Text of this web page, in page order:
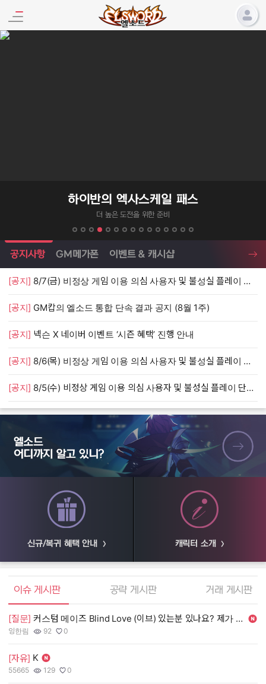
엘소드 프로모션
아바타: 세이렌 베
엘소드 소식
공지사항 GM메가폰 이벤트 & 캐시샵
[공지] 8/7(금) 비정상 게임 이용 의심 사용자 및 불성실 플레이 단속 안내
[공지] GM캅의 엘소드 통합 단속 결과 공지 (8월 1주)
[공지] 넥슨 X 네이버 이벤트 ‘시즌 혜택’ 진행 안내
[공지] 8/6(목) 비정상 게임 이용 의심 사용자 및 불성실 플레이 단속 안내
[공지] 8/5(수) 비정상 게임 이용 의심 사용자 및 불성실 플레이 단속 안내
엘소드 어디까지 알고 있니?
신규/복귀 혜택 안내 캐릭터 소개
엘소드 커뮤니티
이슈 게시판 공략 게시판 거래 게시판
[질문] 커스텀 메이즈 Blind Love (이브) 있는분 있나요? 제가 살게요.
작성자:
잉한림
조회수:
92
추천수:
0
[자유] K
작성자:
55665
조회수:
129
추천수:
0